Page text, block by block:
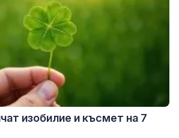
изобилие и късмет на 7